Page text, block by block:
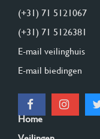
(+31) 71 5121067
(+31) 71 5126381
E-mail veilinghuis
E-mail biedingen
Home